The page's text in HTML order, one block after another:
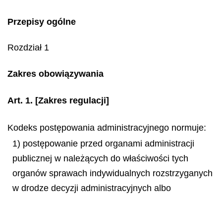
Przepisy ogólne
Rozdział 1
Zakres obowiązywania
Art. 1. [Zakres regulacji]
Kodeks postępowania administracyjnego normuje:
1) postępowanie przed organami administracji
publicznej w należących do właściwości tych
organów sprawach indywidualnych rozstrzyganych
w drodze decyzji administracyjnych albo